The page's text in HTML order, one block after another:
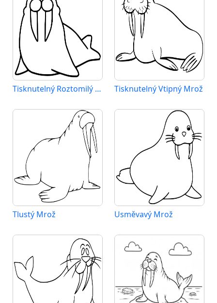
Tisknutelný Roztomilý Mrož Tisknutelný Vtipný Mrož
Tlustý Mrož Usměvavý Mrož